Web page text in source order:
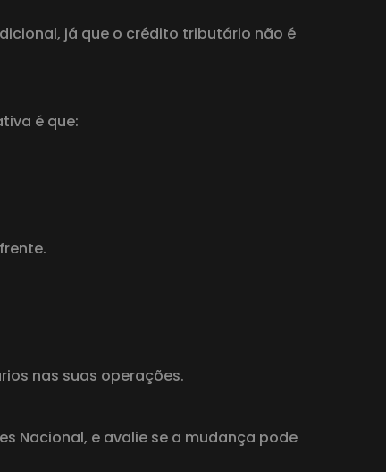
já que o crédito tributário não é
é que:
nas suas operações.
Nacional, e avalie se a mudança pode